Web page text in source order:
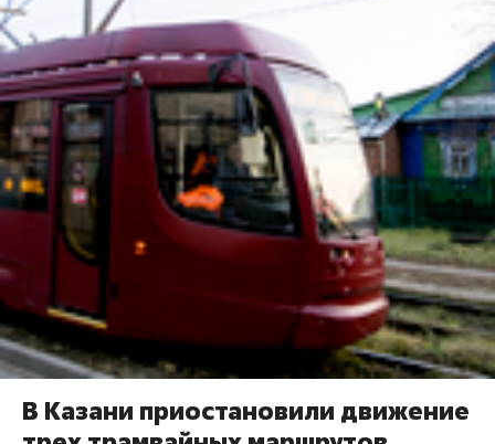
В Казани приостановили движение